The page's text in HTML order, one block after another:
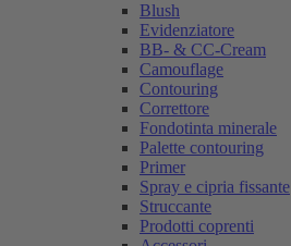
Blush
Evidenziatore
BB- & CC-Cream
Camouflage
Contouring
Correttore
Fondotinta minerale
Palette contouring
Primer
Spray e cipria fissante
Struccante
Prodotti coprenti